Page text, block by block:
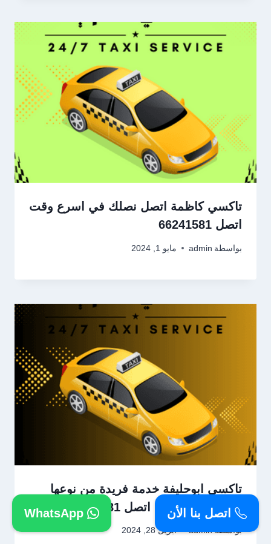
تاكسي كاظمة اتصل نصلك في اسرع وقت
اتصل 66241581
بواسطة admin مايو 1, 2024
تاكسي ابوحليفة خدمة فريدة من نوعها
علي مدار الساعة اتصل 66241581
بواسطة admin أبريل 28, 2024
اتصل بنا الأن